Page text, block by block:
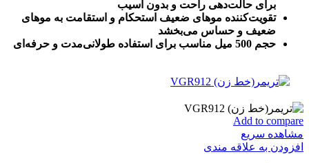
برای حالت‌دهی راحت و بدون آسیب
تقویت‌کننده موهای ضعیف استحکام و استقامت به موهای
ضعیف و حساس می‌بخشد
حجم 500 میل مناسب برای استفاده طولانی‌مدت و حرفه‌ای
Add to compare
مشاهده سریع
افزودن به علاقه مندی